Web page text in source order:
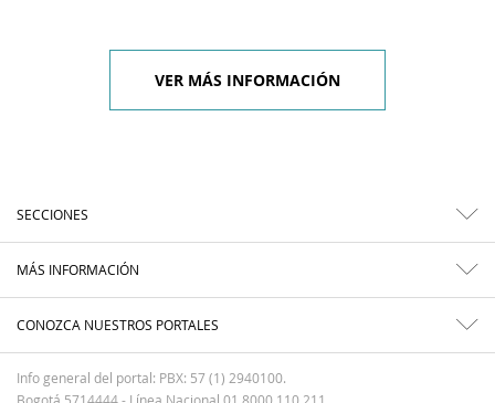
VER MÁS INFORMACIÓN
SECCIONES
MÁS INFORMACIÓN
CONOZCA NUESTROS PORTALES
Info general del portal: PBX: 57 (1) 2940100.